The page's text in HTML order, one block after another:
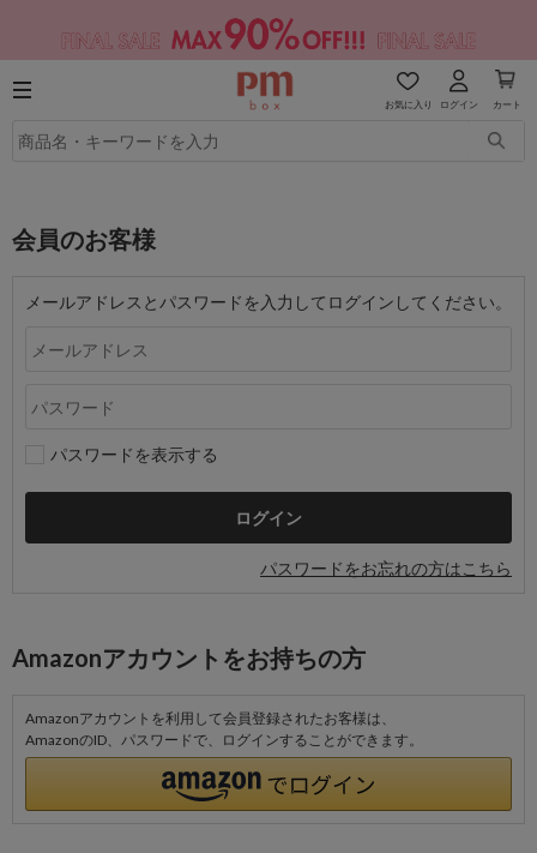
お気に入り ログイン カート
会員のお客様
メールアドレスとパスワードを入力してログインしてください。
パスワードを表示する
パスワードをお忘れの方はこちら
Amazonアカウントをお持ちの方
Amazonアカウントを利用して会員登録されたお客様は、
AmazonのID、パスワードで、ログインすることができます。